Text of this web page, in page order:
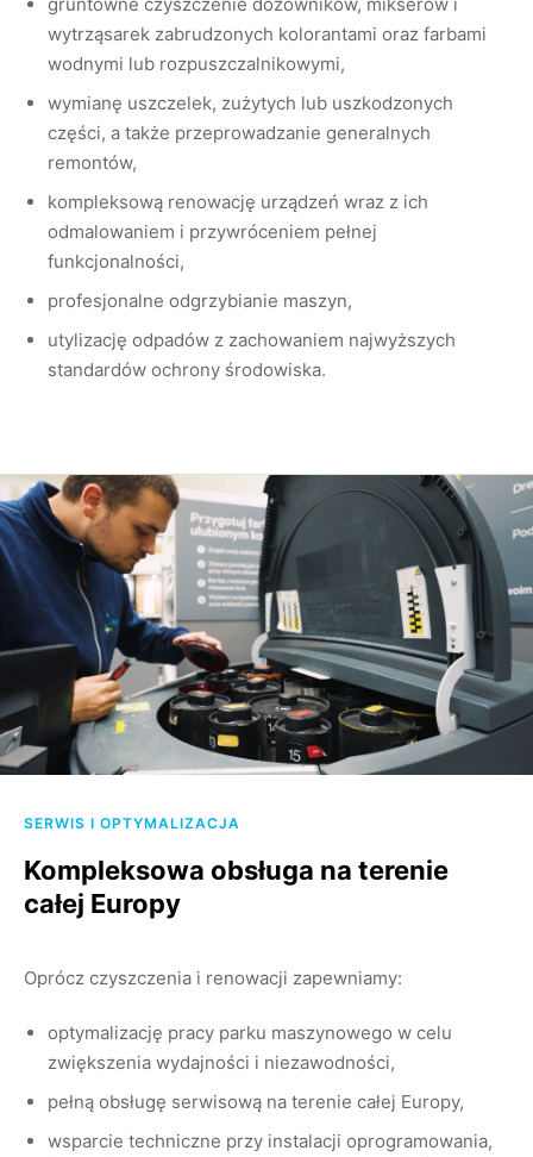
wytrząsarek zabrudzonych kolorantami oraz farbami
wodnymi lub rozpuszczalnikowymi,
wymianę uszczelek, zużytych lub uszkodzonych
części, a także przeprowadzanie generalnych
remontów,
kompleksową renowację urządzeń wraz z ich
odmalowaniem i przywróceniem pełnej
funkcjonalności,
profesjonalne odgrzybianie maszyn,
utylizację odpadów z zachowaniem najwyższych
standardów ochrony środowiska.
SERWIS I OPTYMALIZACJA
Kompleksowa obsługa na terenie
całej Europy
Oprócz czyszczenia i renowacji zapewniamy:
optymalizację pracy parku maszynowego w celu
zwiększenia wydajności i niezawodności,
pełną obsługę serwisową na terenie całej Europy,
wsparcie techniczne przy instalacji oprogramowania,